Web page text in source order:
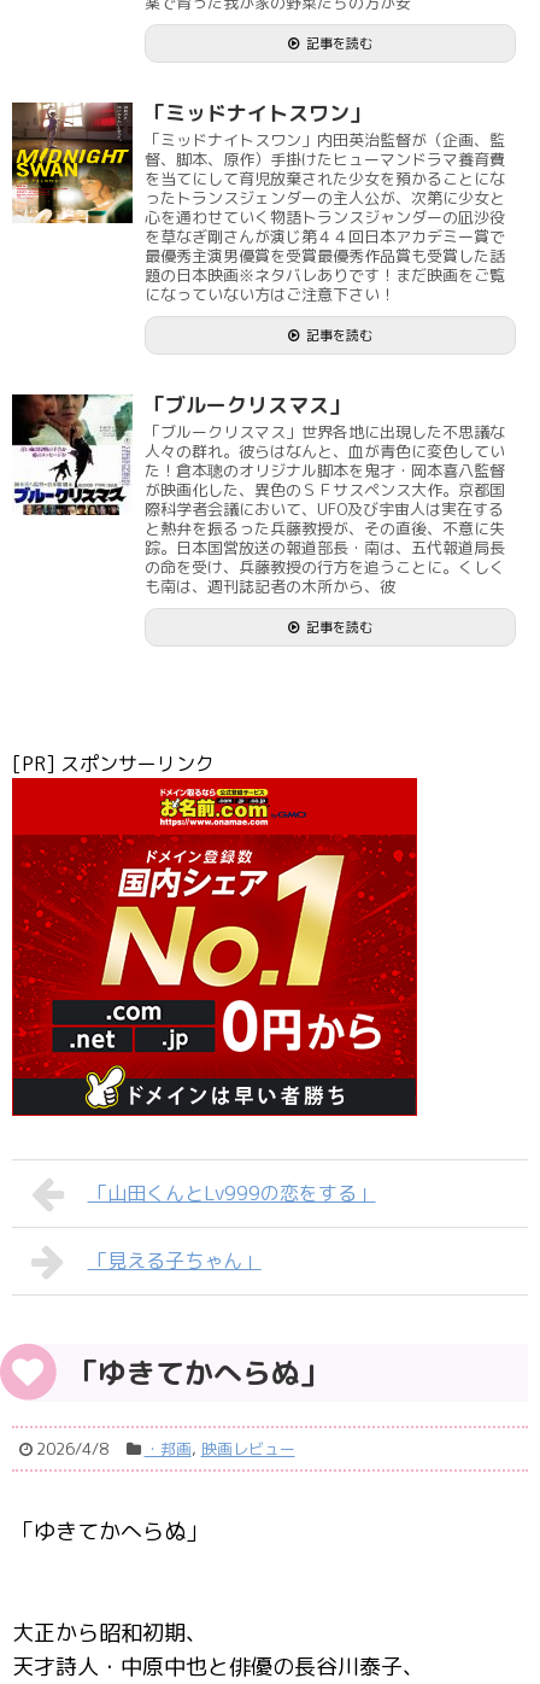
記事を読む
「ミッドナイトスワン」
「ミッドナイトスワン」内田英治監督が（企画、監
督、脚本、原作）手掛けたヒューマンドラマ養育費
を当てにして育児放棄された少女を預かることにな
ったトランスジェンダーの主人公が、次第に少女と
心を通わせていく物語トランスジャンダーの凪沙役
を草なぎ剛さんが演じ第４４回日本アカデミー賞で
最優秀主演男優賞を受賞最優秀作品賞も受賞した話
題の日本映画※ネタバレありです！まだ映画をご覧
になっていない方はご注意下さい！
記事を読む
「ブルークリスマス」
「ブルークリスマス」世界各地に出現した不思議な
人々の群れ。彼らはなんと、血が青色に変色してい
た！倉本聰のオリジナル脚本を鬼才・岡本喜八監督
が映画化した、異色のＳＦサスペンス大作。京都国
際科学者会議において、UFO及び宇宙人は実在する
と熱弁を振るった兵藤教授が、その直後、不意に失
踪。日本国営放送の報道部長・南は、五代報道局長
の命を受け、兵藤教授の行方を追うことに。くしく
も南は、週刊誌記者の木所から、彼
記事を読む
[PR] スポンサーリンク
「山田くんとLv999の恋をする」
「見える子ちゃん」
「ゆきてかへらぬ」
2026/4/8 ・邦画, 映画レビュー
「ゆきてかへらぬ」
大正から昭和初期、
天才詩人・中原中也と俳優の長谷川泰子、